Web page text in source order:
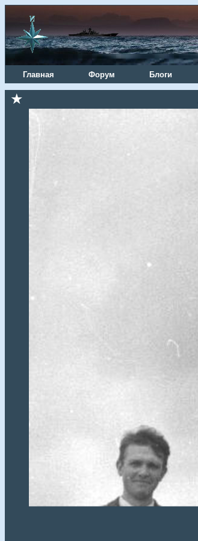
Главная Форум Блоги
★